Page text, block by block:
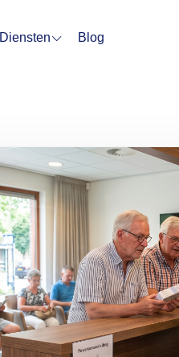
Diensten Blog